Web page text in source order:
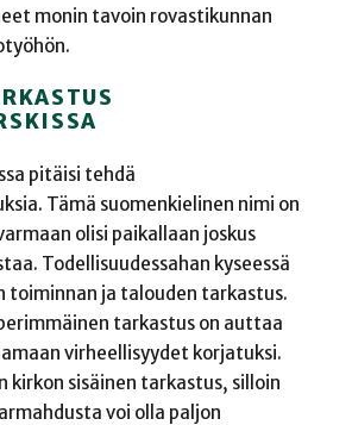
monin tavoin rovastikunnan
pitäisi tehdä
Tämä suomenkielinen nimi on
olisi paikallaan joskus
Todellisuudessahan kyseessä
toiminnan ja talouden tarkastus.
tarkastus on auttaa
virheellisyydet korjatuksi.
kirkon sisäinen tarkastus, silloin
voi olla paljon